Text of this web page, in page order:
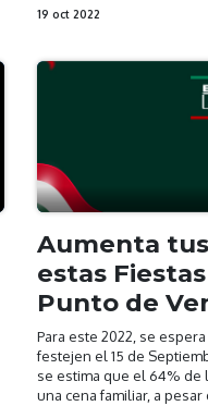
19 oct 2022
Aumenta
estas
Punto de
Para este 2022, se
festejen el 15 de
se estima que el 64% de
una cena familiar, a pesar